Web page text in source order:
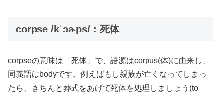
corpse /kˈɔɚps/ : 死体
corpseの意味は「死体」で、語源はcorpus(体)に由来し、
同義語はbodyです。例えばもし親族が亡くなってしまっ
たら、きちんと葬式をあげて死体を処理しましょう(to